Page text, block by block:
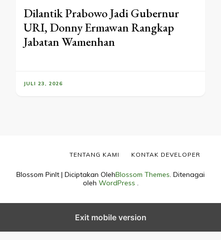
Dilantik Prabowo Jadi Gubernur
URI, Donny Ermawan Rangkap
Jabatan Wamenhan
JULI 23, 2026
Blossom PinIt | Diciptakan OlehBlossom Themes. Ditenagai
oleh WordPress .
TENTANG KAMI KONTAK DEVELOPER
Exit mobile version